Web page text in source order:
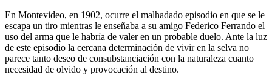
En Montevideo, en 1902, ocurre el malhadado episodio en que se le
escapa un tiro mientras le enseñaba a su amigo Federico Ferrando el
uso del arma que le habría de valer en un probable duelo. Ante la luz
de este episodio la cercana determinación de vivir en la selva no
parece tanto deseo de consubstanciación con la naturaleza cuanto
necesidad de olvido y provocación al destino.